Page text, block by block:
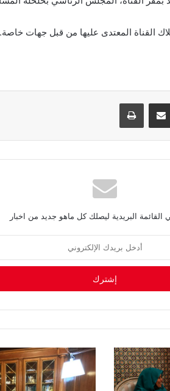
القناة المعتدى عليها من قبل جهات خاصة.
مشاركة عبر البريد طباعة
البريدية ليصلك كل ماهو جديد من اخبار